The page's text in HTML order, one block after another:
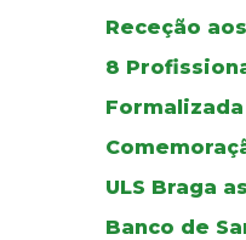
Receção
8
ULS Braga
Banco de